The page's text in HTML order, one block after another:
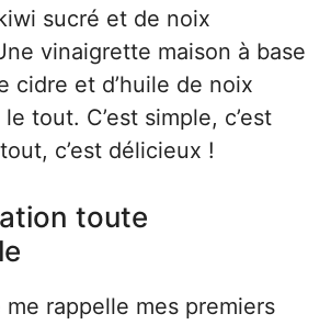
sucré et de noix
vinaigrette maison à base
cidre et d’huile de noix
tout. C’est simple, c’est
c’est délicieux !
toute
rappelle mes premiers